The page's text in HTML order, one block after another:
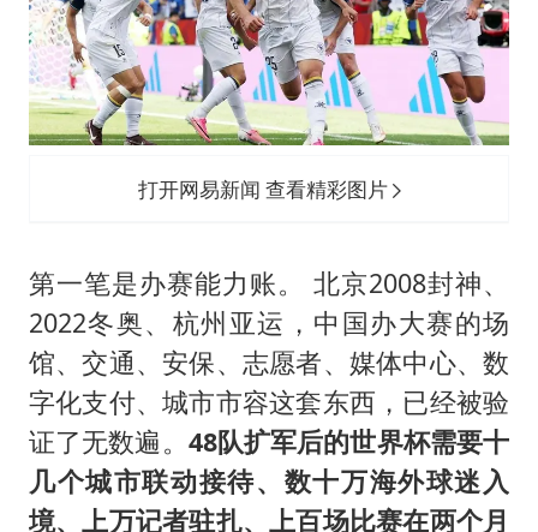
打开网易新闻 查看精彩图片
第一笔是办赛能力账。 北京2008封神、
2022冬奥、杭州亚运，中国办大赛的场
馆、交通、安保、志愿者、媒体中心、数
字化支付、城市市容这套东西，已经被验
证了无数遍。 48队扩军后的世界杯需要十
几个城市联动接待、数十万海外球迷入
境、上万记者驻扎、上百场比赛在两个月